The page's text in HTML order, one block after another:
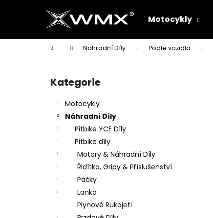
Motocykly
Domů Náhradní Díly Podle vozidla
Přeskočit
kategorie
Kategorie
Motocykly
Náhradní Díly
Pitbike YCF Díly
Pitbike díly
Motory & Náhradní Díly
Řidítka, Gripy & Příslušenství
Páčky
Lanka
Plynové Rukojeti
í
Zpět
do
Zpět
do